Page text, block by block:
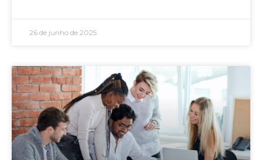
26 de junho de 2025